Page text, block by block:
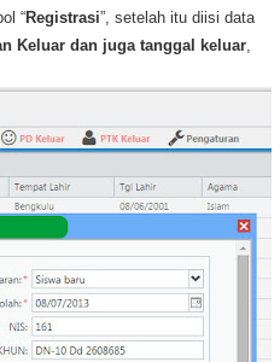
“Registrasi”, setelah itu diisi data
Keluar dan juga tanggal keluar,